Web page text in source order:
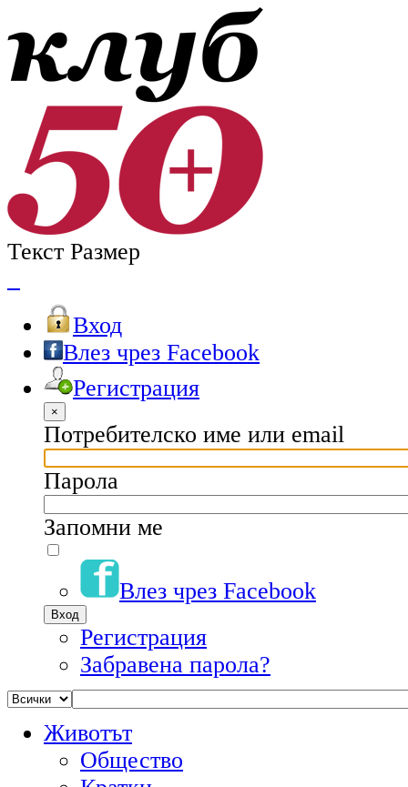
Текст Размер
Вход
Влез чрез Facebook
Регистрация
×
Потребителско име или email
Парола
Запомни ме
Влез чрез Facebook
Регистрация
Забравена парола?
Животът
Общество